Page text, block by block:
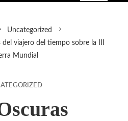
Uncategorized
del viajero del tiempo sobre la III
Mundial